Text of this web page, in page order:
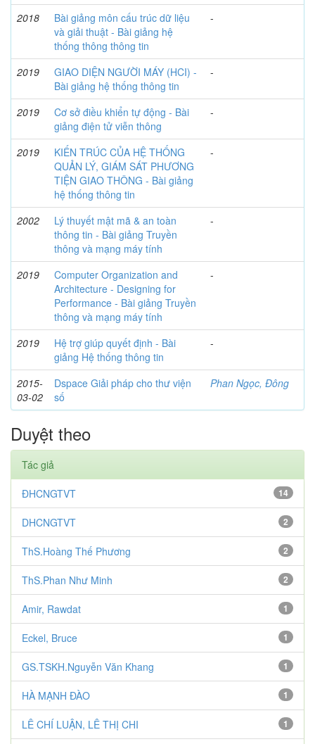
2018
Bài giảng môn cấu trúc dữ liệu
và giải thuật - Bài giảng hệ
thống thông thông tin
-
2019
GIAO DIỆN NGƯỜI MÁY (HCI) -
Bài giảng hệ thống thông tin
-
2019
Cơ sở điều khiển tự động - Bài
giảng điện tử viễn thông
-
2019
KIẾN TRÚC CỦA HỆ THỐNG
QUẢN LÝ, GIÁM SÁT PHƯƠNG
TIỆN GIAO THÔNG - Bài giảng
hệ thống thông tin
-
2002
Lý thuyết mật mã & an toàn
thông tin - Bài giảng Truyền
thông và mạng máy tính
-
2019
Computer Organization and
Architecture - Designing for
Performance - Bài giảng Truyền
thông và mạng máy tính
-
2019
Hệ trợ giúp quyết định - Bài
giảng Hệ thống thông tin
-
2015-
03-02
Dspace Giải pháp cho thư viện
số
Phan Ngọc, Đông
Duyệt theo
Tác giả
14
ĐHCNGTVT
2
DHCNGTVT
2
ThS.Hoàng Thế Phương
2
ThS.Phan Như Minh
1
Amir, Rawdat
1
Eckel, Bruce
1
GS.TSKH.Nguyễn Văn Khang
1
HÀ MẠNH ĐÀO
1
LÊ CHÍ LUẬN, LÊ THỊ CHI